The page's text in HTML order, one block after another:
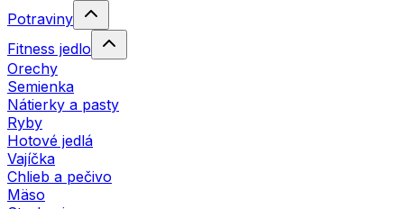
Potraviny
Fitness jedlo
Orechy
Semienka
Nátierky a pasty
Ryby
Hotové jedlá
Vajíčka
Chlieb a pečivo
Mäso